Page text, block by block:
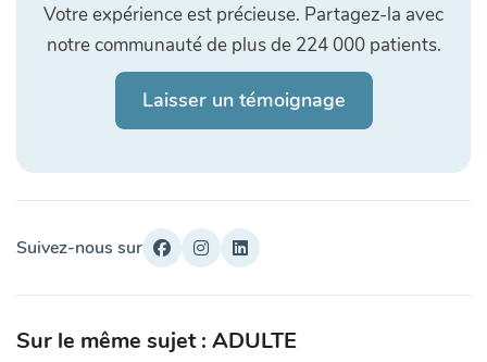
Votre expérience est précieuse. Partagez-la avec
notre communauté de plus de 224 000 patients.
Laisser un témoignage
Suivez-nous sur
Sur le même sujet : ADULTE